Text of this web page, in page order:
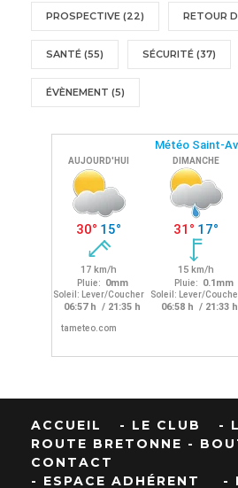
PROSPECTIVE (22) RETOUR
SANTÉ (55) SÉCURITÉ (37)
ÉVÈNEMENT (5)
ACCUEIL - LE CLUB -
ROUTE BRETONNE -
CONTACT
- ESPACE ADHÉRENT
-